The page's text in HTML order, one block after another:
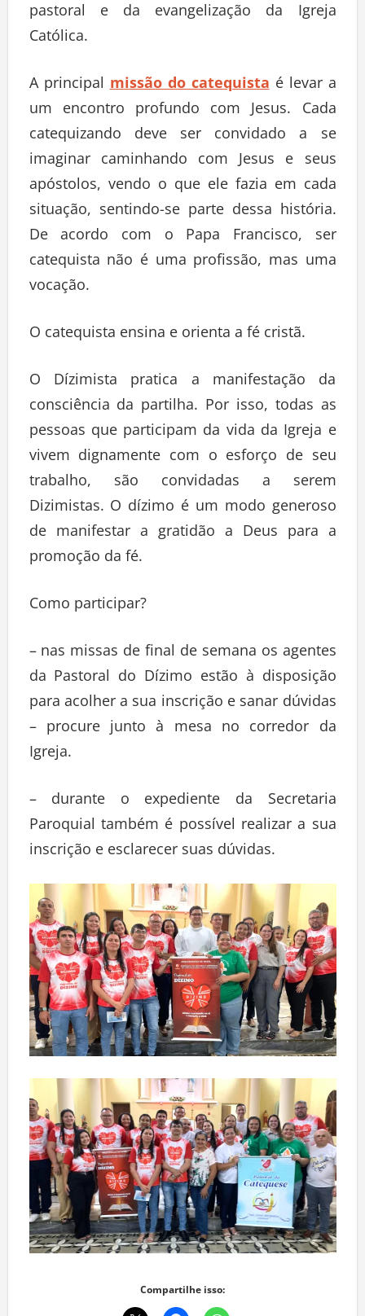
pastoral e da evangelização da Igreja
Católica.
A principalmissão do catequistaé levar a
um encontro profundo com Jesus. Cada
catequizando deve ser convidado a se
imaginar caminhando com Jesus e seus
apóstolos, vendo o que ele fazia em cada
situação, sentindo-se parte dessa história.
De acordo com o Papa Francisco, ser
catequista não é uma profissão, mas uma
vocação.
O catequista ensina e orienta a fé cristã.
O Dízimista pratica a manifestação da
consciência da partilha. Por isso, todas as
pessoas que participam da vida da Igreja e
vivem dignamente com o esforço de seu
trabalho, são convidadas a serem
Dizimistas. O dízimo é um modo generoso
de manifestar a gratidão a Deus para a
promoção da fé.
Como participar?
– nas missas de final de semana os agentes
da Pastoral do Dízimo estão à disposição
para acolher a sua inscrição e sanar dúvidas
– procure junto à mesa no corredor da
Igreja.
– durante o expediente da Secretaria
Paroquial também é possível realizar a sua
inscrição e esclarecer suas dúvidas.
Compartilhe isso: